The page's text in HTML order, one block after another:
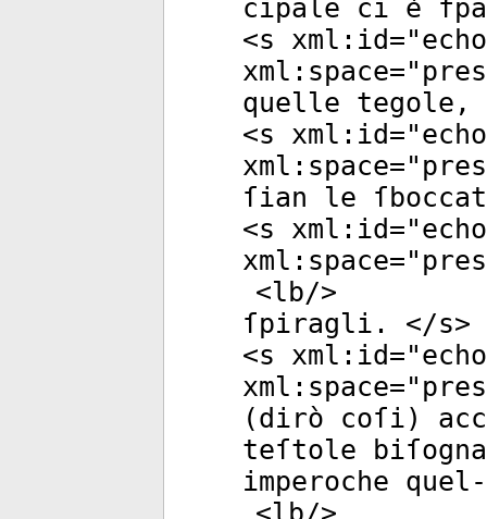
cipale ci è
<s xml:id="
xml:space="
quelle tegole,
<s xml:id="
xml:space="
ſian le
<s xml:id="
xml:space="
<lb/>
ſpiragli. </s>
<s xml:id="
xml:space="
(dirò coſi)
teſtole
imperoche quel-